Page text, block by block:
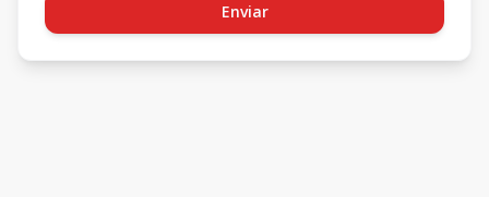
Enviar